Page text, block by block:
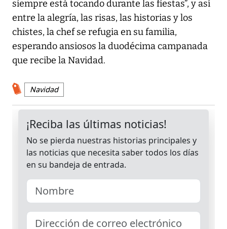
siempre está tocando durante las fiestas”, y así
entre la alegría, las risas, las historias y los
chistes, la chef se refugia en su familia,
esperando ansiosos la duodécima campanada
que recibe la Navidad.
Navidad